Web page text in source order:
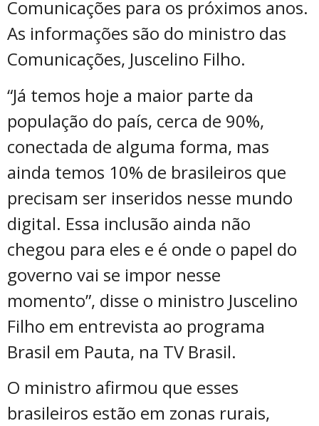
Comunicações para os próximos anos.
As informações são do ministro das
Comunicações, Juscelino Filho.
“Já temos hoje a maior parte da
população do país, cerca de 90%,
conectada de alguma forma, mas
ainda temos 10% de brasileiros que
precisam ser inseridos nesse mundo
digital. Essa inclusão ainda não
chegou para eles e é onde o papel do
governo vai se impor nesse
momento”, disse o ministro Juscelino
Filho em entrevista ao programa
Brasil em Pauta, na TV Brasil.
O ministro afirmou que esses
brasileiros estão em zonas rurais,